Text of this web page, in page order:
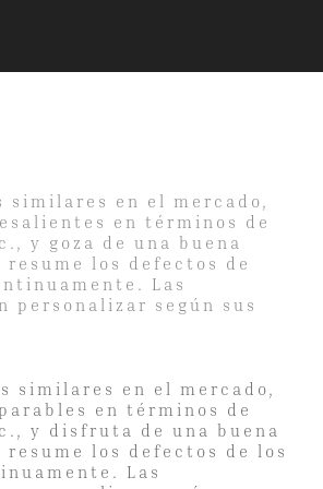
similares en el mercado,
en términos de
y goza de una buena
los defectos de
Las
personalizar según sus
similares en el mercado,
en términos de
y disfruta de una buena
los defectos de los
Las